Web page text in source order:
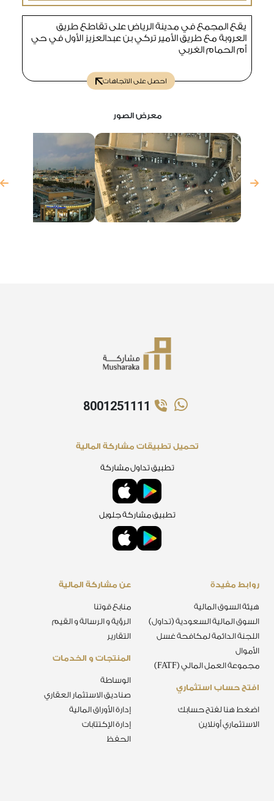
يقع المجمع في مدينة الرياض على تقاطع طريق
العروبة مع طريق الأمير تركي بن عبدالعزيز الأول في حي
أم الحمام الغربي
احصل على الاتجاهات
معرض الصور
8001251111
المنتجات و الخدمات
الوساطة
صناديق الاستثمار العقاري
إدارة الأوراق المالية
إدارة الإكتتابات
الحفظ
عن مشاركة المالية
منابع قوتنا
الرؤية و الرسالة و القيم
التقارير
افتح حساب استثماري
اضغط هنا لفتح حسابك
الاستثماري أونلاين
روابط مفيدة
هيئة السوق المالية
السوق المالية السعودية (تداول)
اللجنة الدائمة لمكافحة غسل
الأموال
مجموعة العمل المالي (FATF)
تحميل تطبيقات مشاركة المالية
تطبيق تداول مشاركة
تطبيق مشاركة جلوبل